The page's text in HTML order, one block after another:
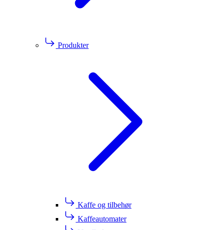
Produkter
Kaffe og tilbehør
Kaffeautomater